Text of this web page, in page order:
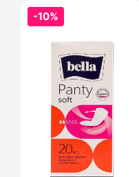
-10%